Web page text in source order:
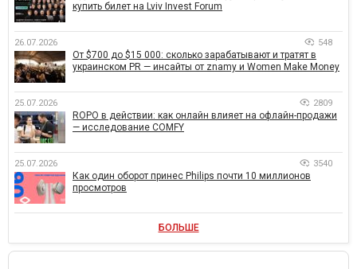
купить билет на Lviv Invest Forum
26.07.2026 548
От $700 до $15 000: сколько зарабатывают и тратят в
украинском PR — инсайты от znamy и Women Make Money
25.07.2026 2809
ROPO в действии: как онлайн влияет на офлайн-продажи
— исследование COMFY
25.07.2026 3540
Как один оборот принес Philips почти 10 миллионов
просмотров
БОЛЬШЕ